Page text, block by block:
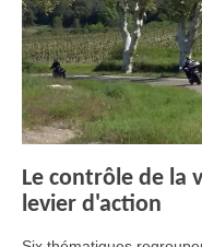
Le contrôle de la
levier d'action